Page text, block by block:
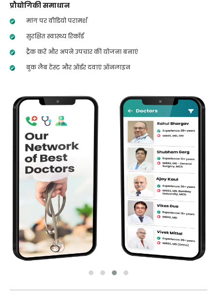
प्रौद्योगिकी समाधान
मांग पर वीडियो परामर्श
सुरक्षित स्वास्थ्य रिकॉर्ड
ट्रैक करें और अपने उपचार की योजना बनाएं
बुक लैब टेस्ट और ऑर्डर दवाएं ऑनलाइन